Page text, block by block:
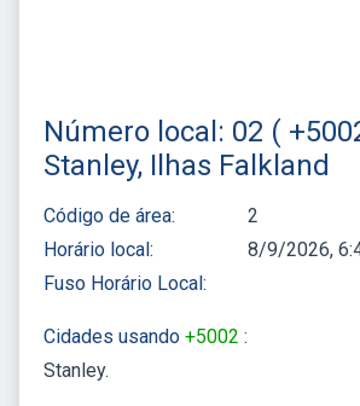
Número local: 02 (
Stanley, Ilhas Falkland
Código de área:
2
Horário local:
8/9/2026,
Fuso Horário Local:
Cidades usando +5002 :
Stanley